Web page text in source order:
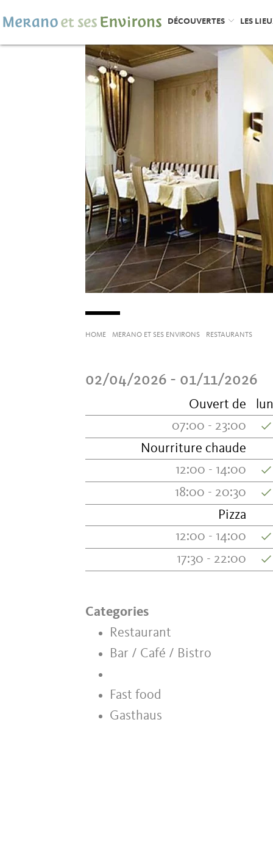
DÉCOUVERTES LES
HOME MERANO ET SES ENVIRONS RESTAURANTS
02/04/2026 - 01/11/2026
Ouvert de
07:00 - 23:00
Nourriture chaude
12:00 - 14:00
18:00 - 20:30
Pizza
12:00 - 14:00
17:30 - 22:00
Categories
Restaurant
Bar / Café / Bistro
Fast food
Gasthaus